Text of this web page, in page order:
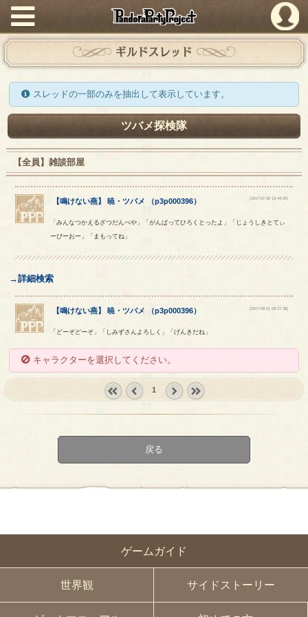
PandoraPartyProject
ゲームガイド
世界観 サイドストーリー
ギルドスレッド
スレッドの一部のみを抽出して表示しています。
ツバメ探検隊
【全員】雑談部屋
【鳴けない燕】暁 ・ツバメ （p3p000396） [2017-07-30 13:44:25]
「みんなつかえるざつだんべや」「がんばってひろくとったよ」「じょうしきとてぃ
ーぴーおー」「まもってね」
→詳細検索
【鳴けない燕】暁 ・ツバメ （p3p000396） [2017-08-01 09:27:38]
「どーぞどーぞ」「しみずさんよろしく」「げんきだね」
キャラクターを選択してください。
1
戻る